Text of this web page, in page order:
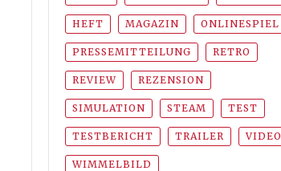
HEFT MAGAZIN ONLINESPIEL
PRESSEMITTEILUNG RETRO
REVIEW REZENSION
SIMULATION STEAM TEST
TESTBERICHT TRAILER VIDEO
WIMMELBILD